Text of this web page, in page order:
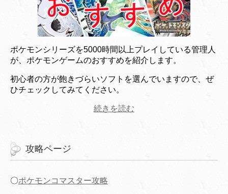
ポケモンシリーズを5000時間以上プレイしている管理人
が、ポケモンゲームのおすすめを紹介します。
初心者の方が飽きづらいソフトを選んでいますので、ぜ
ひチェックしてみてください。
続きを読む
攻略ページ
〇ポケモンコマスター攻略